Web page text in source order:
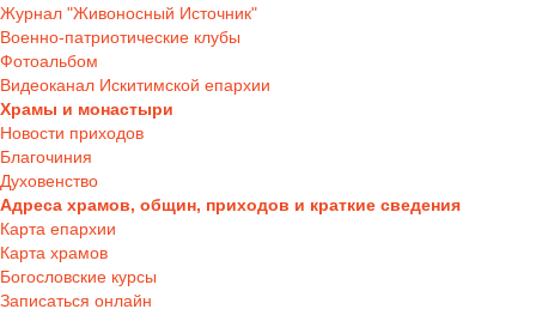
Журнал "Живоносный Источник"
Военно-патриотические клубы
Фотоальбом
Видеоканал Искитимской епархии
Храмы и монастыри
Новости приходов
Благочиния
Духовенство
Адреса храмов, общин, приходов и краткие сведения
Карта епархии
Карта храмов
Богословские курсы
Записаться онлайн